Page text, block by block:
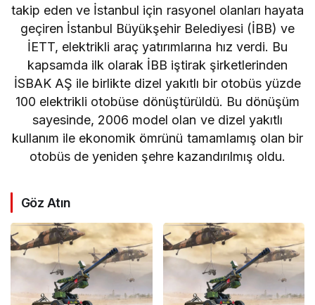
takip eden ve İstanbul için rasyonel olanları hayata
geçiren İstanbul Büyükşehir Belediyesi (İBB) ve
İETT, elektrikli araç yatırımlarına hız verdi. Bu
kapsamda ilk olarak İBB iştirak şirketlerinden
İSBAK AŞ ile birlikte dizel yakıtlı bir otobüs yüzde
100 elektrikli otobüse dönüştürüldü. Bu dönüşüm
sayesinde, 2006 model olan ve dizel yakıtlı
kullanım ile ekonomik ömrünü tamamlamış olan bir
otobüs de yeniden şehre kazandırılmış oldu.
Göz Atın